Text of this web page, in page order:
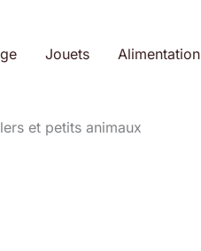
Jouets Alimentation
et petits animaux